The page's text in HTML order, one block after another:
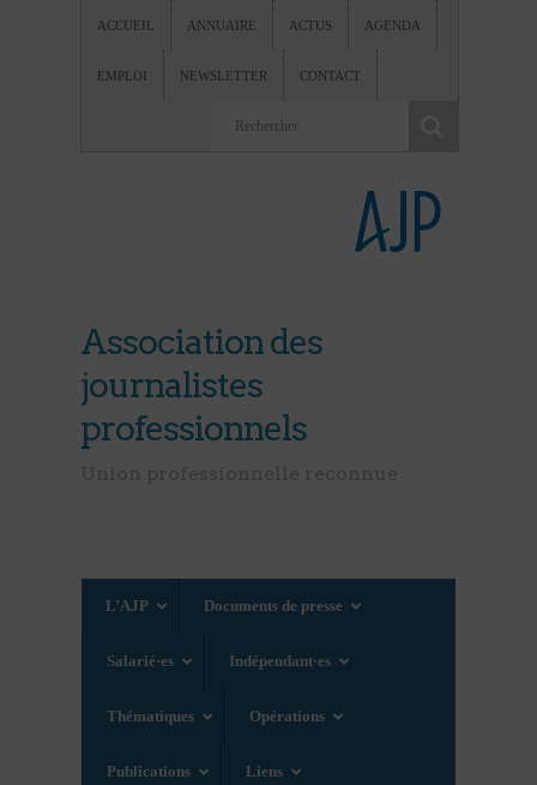
ACCUEIL ANNUAIRE ACTUS AGENDA
EMPLOI NEWSLETTER CONTACT
Association des
journalistes
professionnels
L’AJP Documents de presse
Salarié·es Indépendant·es
Thématiques Opérations
Publications Liens